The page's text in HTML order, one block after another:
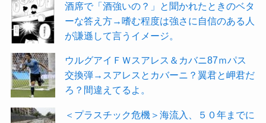
酒席で「酒強いの？」と聞かれたときのベタ
ーな答え方→嗜む程度は強さに自信のある人
が謙遜して言うイメージ。
ウルグアイＦＷスアレス＆カバニ87ｍパス
交換弾→スアレスとカバーニ？翼君と岬君だ
ろ？間違えてるよ。
＜プラスチック危機＞海流入、５０年までに